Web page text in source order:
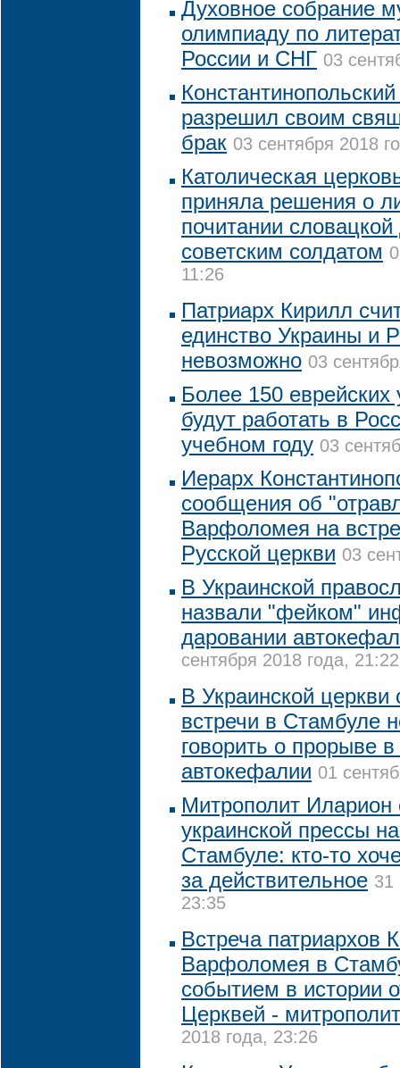
Духовное собрание
олимпиаду по
России и СНГ 03
разрешил своим
брак 03 сентября 2018
Католическая
приняла решения о
почитании
советским солдатом
11:26
Патриарх Кирилл
единство Украины и
невозможно 03
Более 150
будут работать в
учебном году 03
Иерарх
сообщения об
Варфоломея на
Русской церкви 03
В Украинской
назвали "фейком"
даровании
сентября 2018 года, 21:22
В Украинской церкви
встречи в Стамбуле
говорить о прорыве
автокефалии 01
Митрополит Иларион
украинской прессы
Стамбуле: кто-то
за действительное 31
23:35
Встреча патриархов
Варфоломея в
событием в истории
Церквей -
2018 года, 23:26